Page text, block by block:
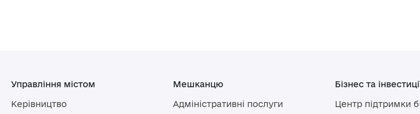
Управління містом
Керівництво
Мешканцю
Адміністративні послуги
Бізнес та
Центр підтримки